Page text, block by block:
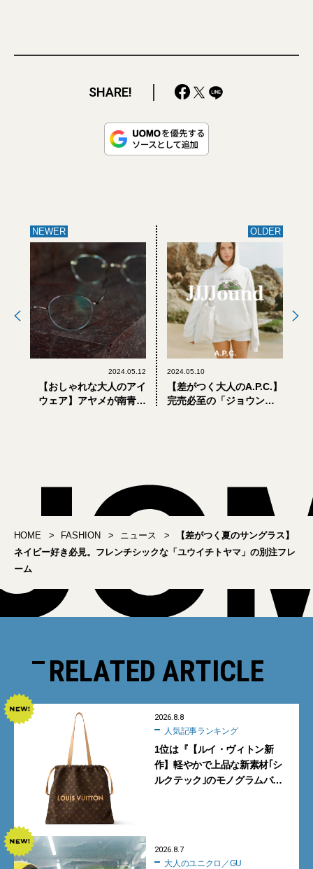
SHARE!
NEWER
2024.05.12
【おしゃれな大人のアイ
ウェア】アヤメが南青山
OLDER
2024.05.10
【差がつく大人のA.P.C.】
完売必至の「ジョウン
HOME FASHION ニュース
【差がつく夏のサングラス】
ネイビー好き必見。フレンチシックな「ユウイチトヤマ」の別注フレ
ーム
RELATED ARTICLE
2026.8.8
人気記事ランキング
1位は『【ルイ・ヴィトン新
作】軽やかで上品な新素材｢シ
ルクテック｣のモノグラムバッ
2026.8.7
大人のユニクロ／GU